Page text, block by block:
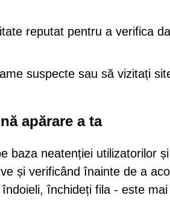
reputat pentru a verifica
suspecte sau să vizitați
apărare a ta
baza neatenției utilizatorilor
și verificând înainte de a
închideți fila - este